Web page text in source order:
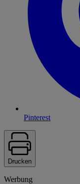
Pinterest
Drucken
Werbung